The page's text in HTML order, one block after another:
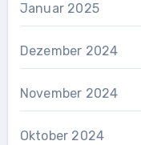
Januar 2025
Dezember 2024
November 2024
Oktober 2024